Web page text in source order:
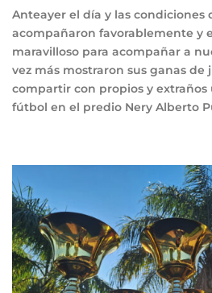
Anteayer el día y las condiciones
acompañaron favorablemente y
maravilloso para acompañar a
vez más mostraron sus ganas
compartir con propios y
fútbol en el predio Nery Alberto